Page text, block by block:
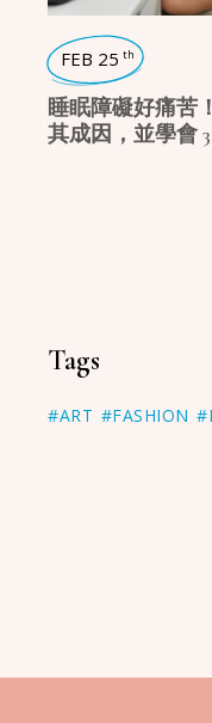
FEB 25 th
睡眠障礙好痛苦
其成因，並學會
Tags
#ART #FASHION